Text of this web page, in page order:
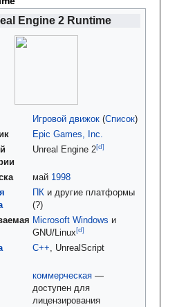
Engine 2 Runtime
Игровой движок (Список)
Epic Games, Inc.
Unreal Engine 2[d]
май 1998
ПК и другие платформы
(?)
Microsoft Windows и
GNU/Linux[d]
C++, UnrealScript
коммерческая —
доступен для
лицензирования